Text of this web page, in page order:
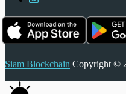
Siam Blockchain Copyright ©